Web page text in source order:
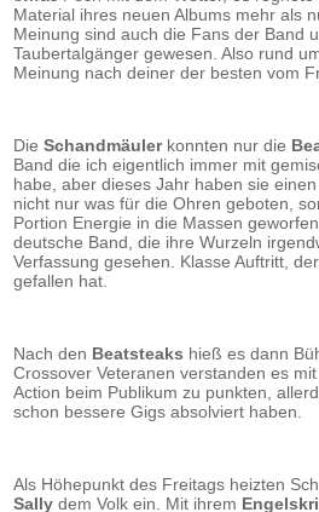
Material ihres neuen Albums mehr als
Meinung sind auch die Fans der Band
Taubertalgänger gewesen. Also rund
Meinung nach deiner der besten vom
DieSchandmäuler konnten nur die
Band die ich eigentlich immer mit
habe, aber dieses Jahr haben sie
nicht nur was für die Ohren geboten,
Portion Energie in die Massen
deutsche Band, die ihre Wurzeln
Verfassung gesehen. Klasse Auftritt,
gefallen hat.
Nach den Beatsteaks hieß es dann
Crossover Veteranen verstanden es
Action beim Publikum zu punkten,
schon bessere Gigs absolviert haben.
Als Höhepunkt des Freitags heizten
Sally dem Volk ein. Mit ihrem